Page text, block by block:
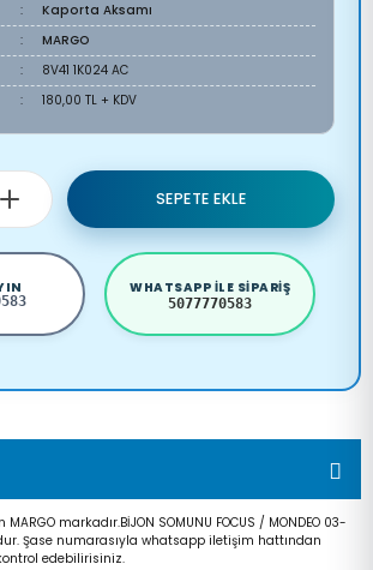
Kaporta Aksamı
MARGO
8V41 1K024 AC
180,00 TL + KDV
SEPETE EKLE
WHATSAPP ILE SIPARIŞ
5077770583
markadır.BİJON SOMUNU FOCUS / MONDEO 03-
Şase numarasıyla whatsapp iletişim hattından
edebilirisiniz.